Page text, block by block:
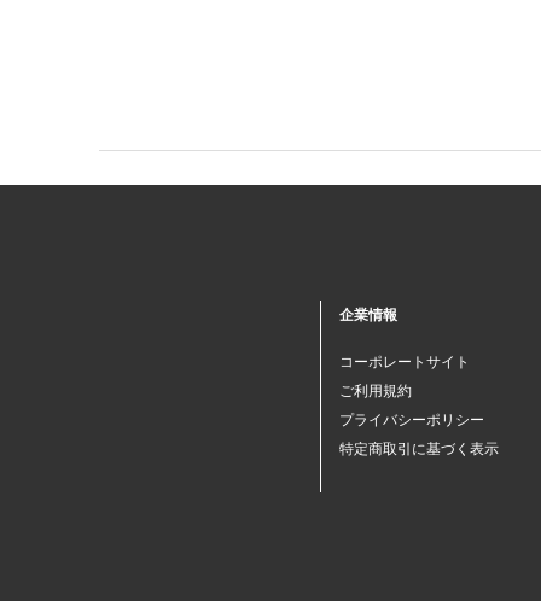
企業情報
コーポレートサイト
ご利用規約
プライバシーポリシー
特定商取引に基づく表示